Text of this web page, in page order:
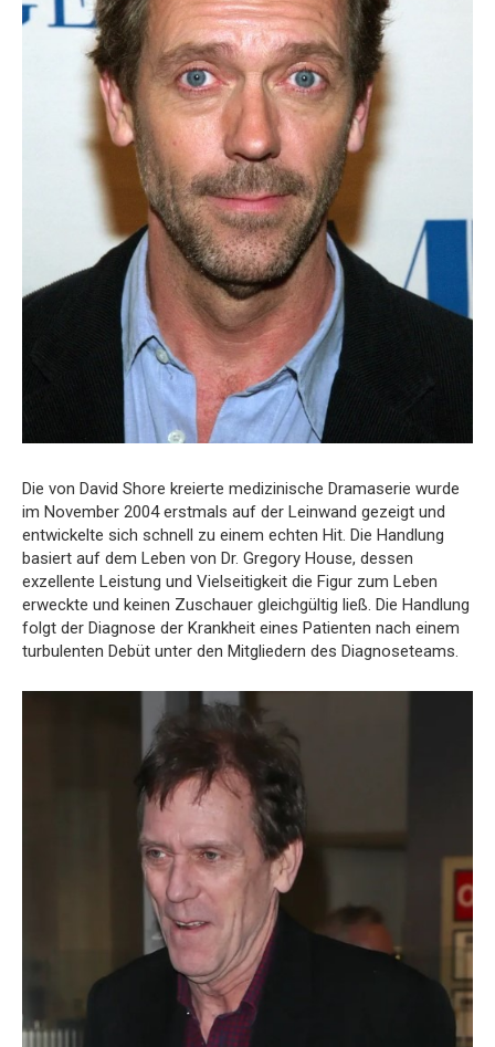
Die von David Shore kreierte medizinische Dramaserie wurde
im November 2004 erstmals auf der Leinwand gezeigt und
entwickelte sich schnell zu einem echten Hit. Die Handlung
basiert auf dem Leben von Dr. Gregory House, dessen
exzellente Leistung und Vielseitigkeit die Figur zum Leben
erweckte und keinen Zuschauer gleichgültig ließ. Die Handlung
folgt der Diagnose der Krankheit eines Patienten nach einem
turbulenten Debüt unter den Mitgliedern des Diagnoseteams.